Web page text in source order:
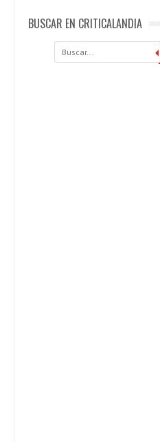
BUSCAR EN CRITICALANDIA
Buscar